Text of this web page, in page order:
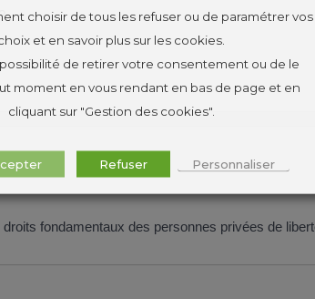
fondamentaux des personnes privées de
choisir de tous les refuser ou de paramétrer vos
et en savoir plus sur les cookies.
possibilité de retirer votre consentement ou de le
moment en vous rendant en bas de page et en
cliquant sur "Gestion des cookies".
Refuser Personnaliser